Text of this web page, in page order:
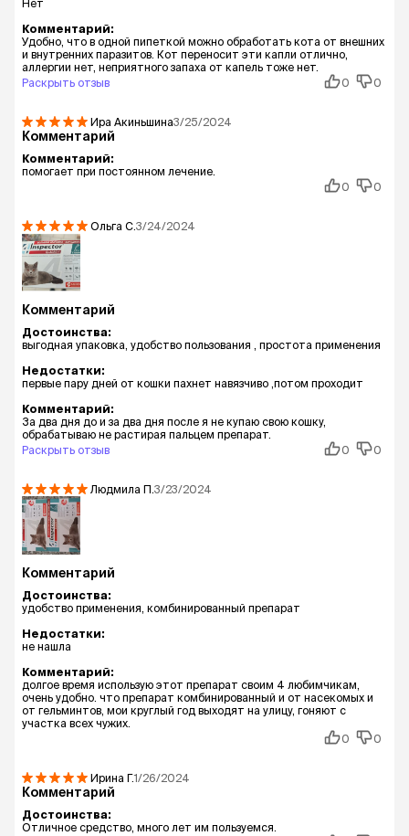
Нет
Комментарий:
Удобно, что в одной пипеткой можно обработать кота от внешних
и внутренних паразитов. Кот переносит эти капли отлично,
аллергии нет, неприятного запаха от капель тоже нет.
Раскрыть отзыв
0 0
Ира Акиньшина3/25/2024
Комментарий
Комментарий:
помогает при постоянном лечение.
0
0
Ольга С. 3/24/2024
Комментарий
Достоинства:
выгодная упаковка, удобство пользования , простота применения
Недостатки:
первые пару дней от кошки пахнет навязчиво ,потом проходит
Комментарий:
За два дня до и за два дня после я не купаю свою кошку,
обрабатываю не растирая пальцем препарат.
Раскрыть отзыв
0 0
Людмила П. 3/23/2024
Комментарий
Достоинства:
удобство применения, комбинированный препарат
Недостатки:
не нашла
Комментарий:
долгое время использую этот препарат своим 4 любимчикам,
очень удобно. что препарат комбинированный и от насекомых и
от гельминтов, мои круглый год выходят на улицу, гоняют с
участка всех чужих.
0
0
Ирина Г.1/26/2024
Комментарий
Достоинства:
Отличное средство, много лет им пользуемся.